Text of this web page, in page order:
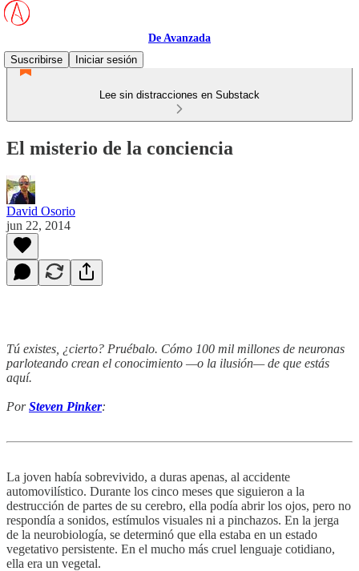
De Avanzada
Suscribirse
Iniciar sesión
Lee sin distracciones en Substack
El misterio de la conciencia
David Osorio
jun 22, 2014
Tú existes, ¿cierto? Pruébalo. Cómo 100 mil millones de neuronas
parloteando crean el conocimiento —o la ilusión— de que estás
aquí.
PorSteven Pinker:
La joven había sobrevivido, a duras apenas, al accidente
automovilístico. Durante los cinco meses que siguieron a la
destrucción de partes de su cerebro, ella podía abrir los ojos, pero no
respondía a sonidos, estímulos visuales ni a pinchazos. En la jerga
de la neurobiología, se determinó que ella estaba en un estado
vegetativo persistente. En el mucho más cruel lenguaje cotidiano,
ella era un vegetal.